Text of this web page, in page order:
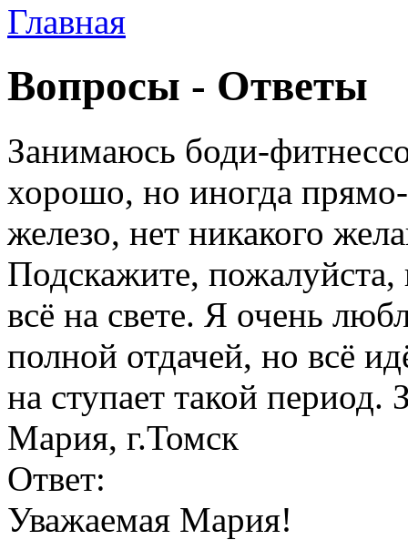
Главная
Вопросы - Ответы
Занимаюсь боди-
хорошо, но иногда прямо-
железо, нет никакого
Подскажите, пожалуйста,
всё на свете. Я очень
полной отдачей, но всё
на ступает такой период.
Мария, г.Томск
Ответ:
Уважаемая Мария!